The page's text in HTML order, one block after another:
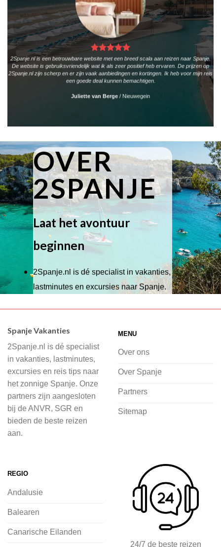
2Spanje.nl is een betrouwbare website met een breed scala aan reizen naar Spanje.
De website is gebruiksvriendelijk wat ik als zeer positief heb ervaren. De prijzen op
2Spanje.nl zijn scherp en er zijn vaak aanbiedingen en kortingen. Ik heb voor mijn reis
een goede deal kunnen bemachtigen.
Juliette van Berge / Nieuwegein
OVER
2SPANJE
Laat het avontuur
beginnen
2Spanje.nl is dé specialist in vakanties,
lastminutes en excursies naar Spanje.
Wij hebben een breed scala aan
of je nu wilt relaxen op het strand,
cultuur wilt ontdekken of avontuur zoekt
in de natuur.
Bij 2Spanje.nl begint de voorpret al
voordat je het vliegtuig instapt, door
inspiratie op te doen over dit zonnige
vliegvakantie zoeken en boeken bij
2Spanje.nl, met een team dat altijd
klaarstaat om eventuele vragen te
beantwoorden en ervoor te zorgen dat
jij met een gerust hart op vakantie kunt
Spanje Vakanties
2Spanje.nl is dé specialist
in vakanties, lastminutes,
excursies en reis tips naar
het zonnige Spanje. Onze
partners zijn aangesloten
bij de ANVR, SGR en
bieden de beste reizen
aan.
MENU
Over ons
Over Spanje
Partners
Sitemap
REGIO
Andalusie
Balearen
Canarische Eilanden
24/7 de beste reizen